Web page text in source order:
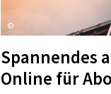
©
Spannendes
Online für